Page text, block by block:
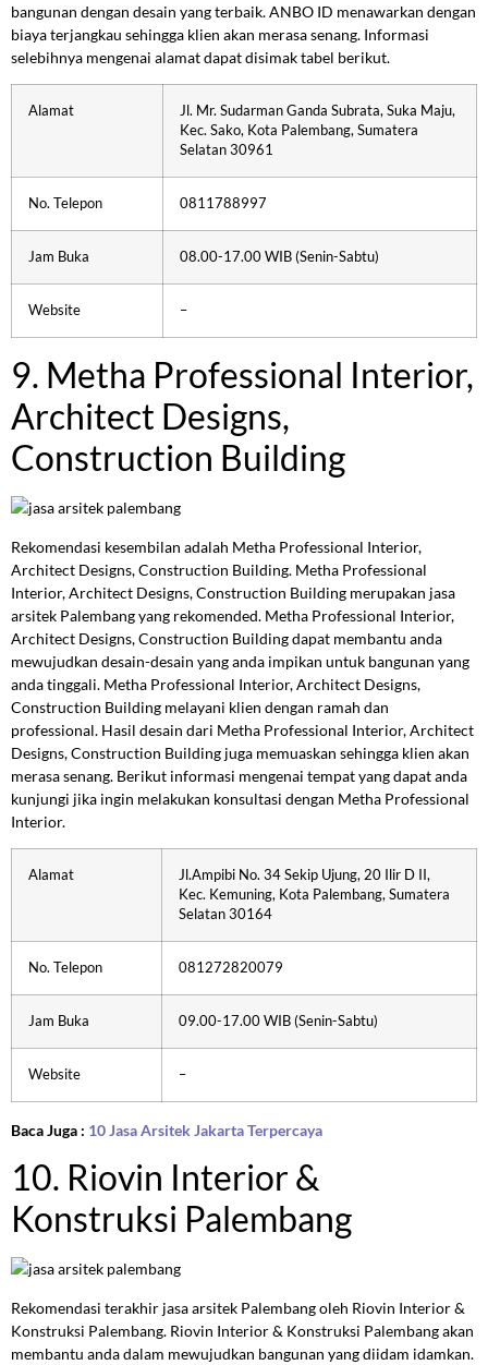
bangunan dengan desain yang terbaik. ANBO ID menawarkan dengan
biaya terjangkau sehingga klien akan merasa senang. Informasi
selebihnya mengenai alamat dapat disimak tabel berikut.
Alamat
Jl. Mr. Sudarman Ganda Subrata, Suka Maju,
Kec. Sako, Kota Palembang, Sumatera
Selatan 30961
No. Telepon 0811788997
Jam Buka 08.00-17.00 WIB (Senin-Sabtu)
Website –
9. Metha Professional Interior,
Architect Designs,
Construction Building
Rekomendasi kesembilan adalah Metha Professional Interior,
Architect Designs, Construction Building. Metha Professional
Interior, Architect Designs, Construction Building merupakan jasa
arsitek Palembang yang rekomended. Metha Professional Interior,
Architect Designs, Construction Building dapat membantu anda
mewujudkan desain-desain yang anda impikan untuk bangunan yang
anda tinggali. Metha Professional Interior, Architect Designs,
Construction Building melayani klien dengan ramah dan
professional. Hasil desain dari Metha Professional Interior, Architect
Designs, Construction Building juga memuaskan sehingga klien akan
merasa senang. Berikut informasi mengenai tempat yang dapat anda
kunjungi jika ingin melakukan konsultasi dengan Metha Professional
Interior.
Alamat
Jl.Ampibi No. 34 Sekip Ujung, 20 Ilir D II,
Kec. Kemuning, Kota Palembang, Sumatera
Selatan 30164
No. Telepon 081272820079
Jam Buka 09.00-17.00 WIB (Senin-Sabtu)
Website –
Baca Juga : 10 Jasa Arsitek Jakarta Terpercaya
10. Riovin Interior &
Konstruksi Palembang
Rekomendasi terakhir jasa arsitek Palembang oleh Riovin Interior &
Konstruksi Palembang. Riovin Interior & Konstruksi Palembang akan
membantu anda dalam mewujudkan bangunan yang diidam idamkan.